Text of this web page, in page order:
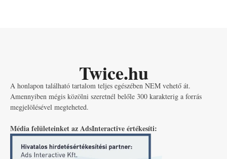
Twice.hu
A honlapon található tartalom teljes egészében NEM vehető át.
Amennyiben mégis közölni szeretnél belőle 300 karakterig a forrás
megjelölésével megteheted.
Média felületeinket az AdsInteractive értékesíti: